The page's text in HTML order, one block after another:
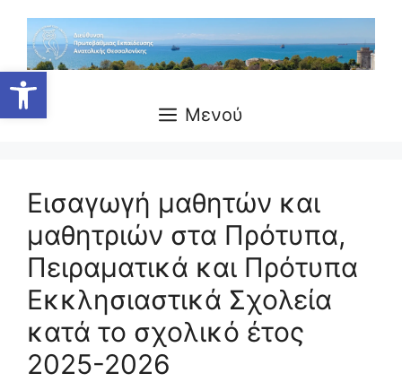
Ανοίξτε τη γραμμή εργαλείων
περιεχόμενο
Μενού
Εισαγωγή μαθητών και
μαθητριών στα Πρότυπα,
Πειραματικά και Πρότυπα
Εκκλησιαστικά Σχολεία
κατά το σχολικό έτος
2025-2026